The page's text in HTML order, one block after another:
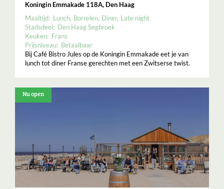
Koningin Emmakade 118A, Den Haag
Maaltijd: Lunch Borrelen Diner Late night
Stadsdeel: Den Haag Segbroek
Keuken: Frans
Prijsniveau: Betaalbaar
Bij Café Bistro Jules op de Koningin Emmakade eet je van
lunch tot diner Franse gerechten met een Zwitserse twist.
Nu open